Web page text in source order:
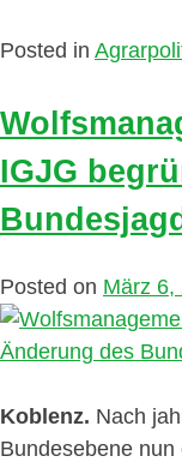
Posted in
IGJG
Posted on März 6,
Koblenz. Nach
Bundesebene